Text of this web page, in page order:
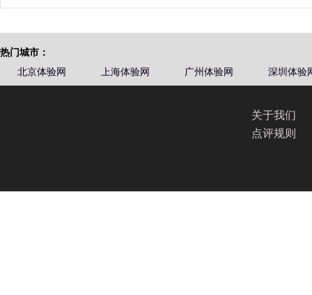
热门城市：
北京体验网
上海体验网 广州体验网 深圳体验
关于我们
点评规则